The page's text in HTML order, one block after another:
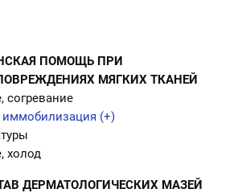
ПОМОЩЬ ПРИ
МЯГКИХ ТКАНЕЙ
согревание
иммобилизация (+)
холод
ДЕРМАТОЛОГИЧЕСКИХ МАЗЕЙ